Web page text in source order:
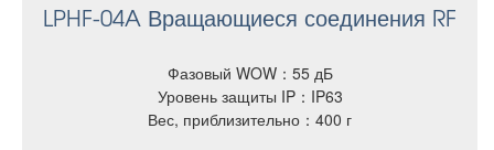
LPHF-04A Вращающиеся соединения RF
Фазовый WOW：55 дБ
Уровень защиты IP：IP63
Вес, приблизительно：400 г